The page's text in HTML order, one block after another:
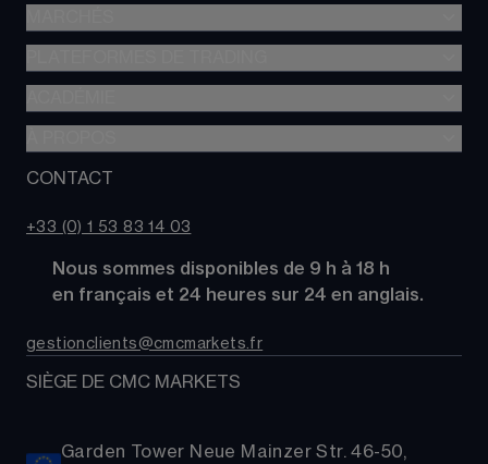
Trading d’options
Comparez des comptes
Coûts
Alpha
Actions
Matières Premières
ETFs
Paniers d'Actions
Glossaire
Nos analystes de marché
À propos de CMC Markets
Support
CONTACT
+33 (0) 1 53 83 14 03
      Nous sommes disponibles de 9 h à 18 h
      en français et 24 heures sur 24 en anglais.
gestionclients@cmcmarkets.fr
SIÈGE DE CMC MARKETS
Garden Tower Neue Mainzer Str. 46-50,